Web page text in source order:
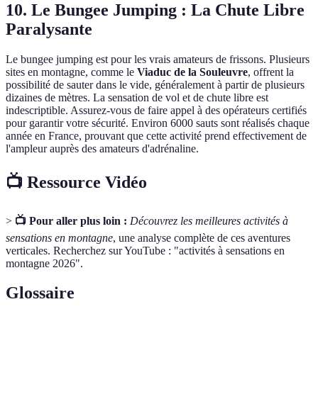
10. Le Bungee Jumping : La Chute Libre
Paralysante
Le bungee jumping est pour les vrais amateurs de frissons. Plusieurs
sites en montagne, comme le Viaduc de la Souleuvre, offrent la
possibilité de sauter dans le vide, généralement à partir de plusieurs
dizaines de mètres. La sensation de vol et de chute libre est
indescriptible. Assurez-vous de faire appel à des opérateurs certifiés
pour garantir votre sécurité. Environ 6000 sauts sont réalisés chaque
année en France, prouvant que cette activité prend effectivement de
l'ampleur auprès des amateurs d'adrénaline.
📺 Ressource Vidéo
> 📺 Pour aller plus loin : Découvrez les meilleures activités à
sensations en montagne, une analyse complète de ces aventures
verticales. Recherchez sur YouTube : "activités à sensations en
montagne 2026".
Glossaire